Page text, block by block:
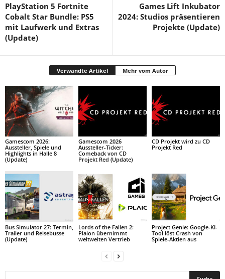
PlayStation 5 Fortnite
Cobalt Star Bundle: PS5
mit Laufwerk und Extras
(Update)
Games Lift Inkubator
2024: Studios präsentieren
Projekte (Update)
Verwandte Artikel Mehr vom Autor
Gamescom 2026:
Aussteller, Spiele und
Highlights in Halle 8
(Update)
Gamescom 2026
Aussteller-Ticker:
Comeback von CD
Projekt Red (Update)
CD Projekt wird zu CD
Projekt Red
Bus Simulator 27: Termin,
Trailer und Reisebusse
(Update)
Lords of the Fallen 2:
Plaion übernimmt
weltweiten Vertrieb
Project Genie: Google-KI-
Tool löst Crash von
Spiele-Aktien aus